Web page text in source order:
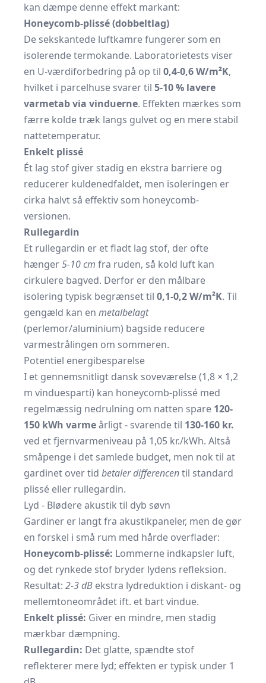
kan dæmpe denne effekt markant:
Honeycomb-plissé (dobbeltlag)
De sekskantede luftkamre fungerer som en
isolerende termokande. Laboratorietests viser
en U-værdiforbedring på op til 0,4-0,6 W/m²K,
hvilket i parcelhuse svarer til 5-10 % lavere
varmetab via vinduerne. Effekten mærkes som
færre kolde træk langs gulvet og en mere stabil
nattetemperatur.
Enkelt plissé
Ét lag stof giver stadig en ekstra barriere og
reducerer kuldenedfaldet, men isoleringen er
cirka halvt så effektiv som honeycomb-
versionen.
Rullegardin
Et rullegardin er et fladt lag stof, der ofte
hænger5-10 cm fra ruden, så kold luft kan
cirkulere bagved. Derfor er den målbare
isolering typisk begrænset til 0,1-0,2 W/m²K. Til
gengæld kan en metalbelagt
(perlemor/aluminium) bagside reducere
varmestrålingen om sommeren.
Potentiel energibesparelse
I et gennemsnitligt dansk soveværelse (1,8 × 1,2
m vinduesparti) kan honeycomb-plissé med
regelmæssig nedrulning om natten spare 120-
150 kWh varmeårligt - svarende til 130-160 kr.
ved et fjernvarmeniveau på 1,05 kr./kWh. Altså
småpenge i det samlede budget, men nok til at
gardinet over tid betaler differencentil standard
plissé eller rullegardin.
Lyd - Blødere akustik til dyb søvn
Gardiner er langt fra akustikpaneler, men de gør
en forskel i små rum med hårde overflader:
Honeycomb-plissé: Lommerne indkapsler luft,
og det rynkede stof bryder lydens refleksion.
Resultat: 2-3 dB ekstra lydreduktion i diskant- og
mellemtoneområdet ift. et bart vindue.
Enkelt plissé: Giver en mindre, men stadig
mærkbar dæmpning.
Rullegardin: Det glatte, spændte stof
reflekterer mere lyd; effekten er typisk under 1